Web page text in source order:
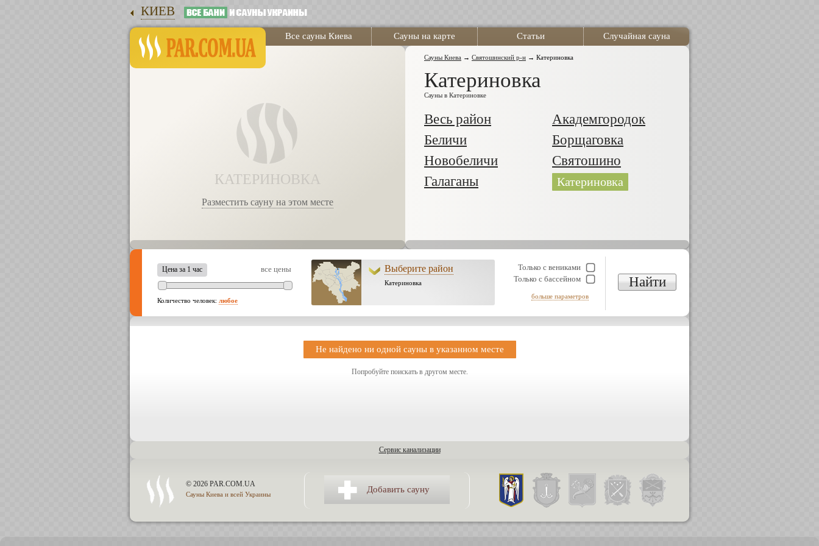
КИЕВ
Все сауны Киева Сауны на карте Статьи Случайная сауна
КАТЕРИНОВКА
Разместить сауну на этом месте
Сауны Киева → Святошинский р-н → Катериновка
Катериновка
Сауны в Катериновке
Весь район
Академгородок
Беличи
Борщаговка
Новобеличи
Святошино
Галаганы
Катериновка
Цена за 1 час все цены
Количество человек: любое
Выберите район
Катериновка
Только с вениками
Только с бассейном
больше параметров
Найти
Не найдено ни одной сауны в указанном месте
Попробуйте поискать в другом месте.
Сервис канализации
© 2026 PAR.COM.UA
Сауны Киева и всей Украины
Добавить сауну